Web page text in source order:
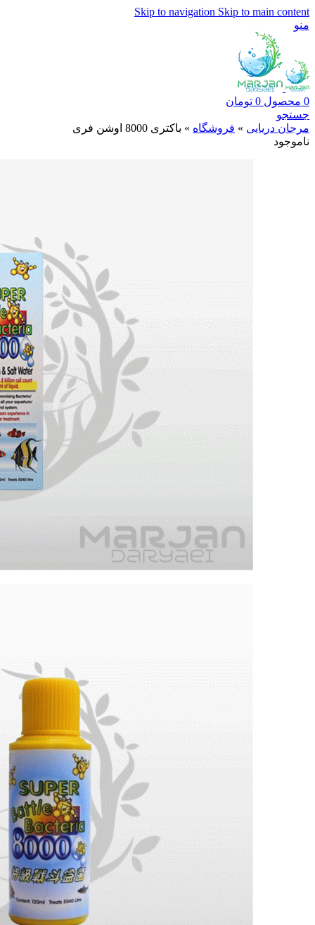
Skip to navigation Skip to main content
منو
0 محصول 0 تومان
جستجو
مرجان دریایی » فروشگاه » باکتری 8000 اوشن فری
ناموجود